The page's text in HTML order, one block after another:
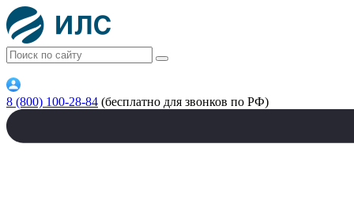
8 (800) 100-28-84 (бесплатно для звонков по РФ)